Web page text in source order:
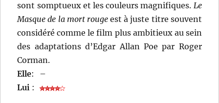
sont somptueux et les couleurs magnifiques. Le
Masque de la mort rougeest à juste titre souvent
considéré comme le film plus ambitieux au sein
des adaptations d’Edgar Allan Poe par Roger
Corman.
Elle:
–
Lui :